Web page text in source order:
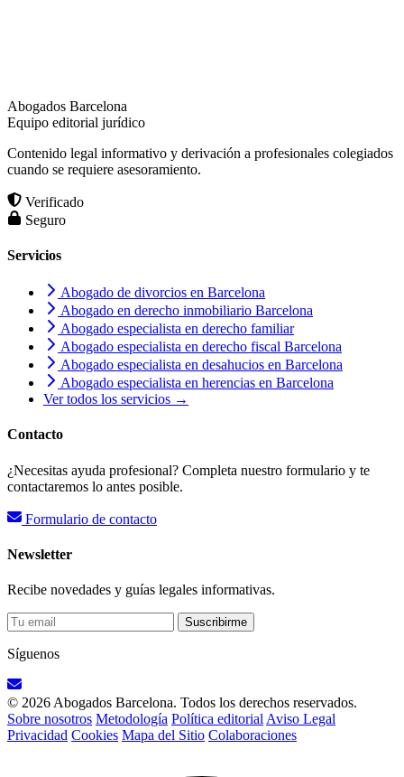
Abogados Barcelona
Equipo editorial jurídico
Contenido legal informativo y derivación a profesionales colegiados
cuando se requiere asesoramiento.
Verificado
Seguro
Servicios
Abogado de divorcios en Barcelona
Abogado en derecho inmobiliario Barcelona
Abogado especialista en derecho familiar
Abogado especialista en derecho fiscal Barcelona
Abogado especialista en desahucios en Barcelona
Abogado especialista en herencias en Barcelona
Ver todos los servicios →
Contacto
¿Necesitas ayuda profesional? Completa nuestro formulario y te
contactaremos lo antes posible.
Formulario de contacto
Newsletter
Recibe novedades y guías legales informativas.
Suscribirme
Síguenos
© 2026 Abogados Barcelona. Todos los derechos reservados.
Sobre nosotros Metodología Política editorial Aviso Legal
Privacidad Cookies Mapa del Sitio Colaboraciones